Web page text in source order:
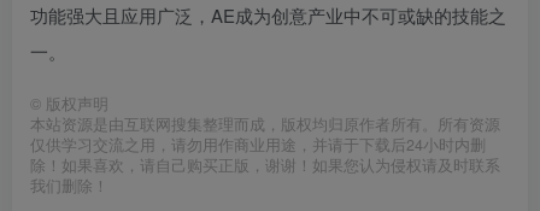
功能强大且应用广泛，AE成为创意产业中不可或缺的技能之
一。
© 版权声明
本站资源是由互联网搜集整理而成，版权均归原作者所有。所有资源
仅供学习交流之用，请勿用作商业用途，并请于下载后24小时内删
除！如果喜欢，请自己购买正版，谢谢！如果您认为侵权请及时联系
我们删除！